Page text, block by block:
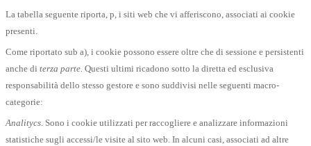
La tabella seguente riporta, p, i siti web che vi afferiscono, associati ai cookie
presenti.
Come riportato sub a), i cookie possono essere oltre che di sessione e persistenti
anche di terza parte. Questi ultimi ricadono sotto la diretta ed esclusiva
responsabilità dello stesso gestore e sono suddivisi nelle seguenti macro-
categorie:
Analitycs. Sono i cookie utilizzati per raccogliere e analizzare informazioni
statistiche sugli accessi/le visite al sito web. In alcuni casi, associati ad altre